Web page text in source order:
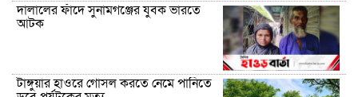
দালালের ফাঁদে সুনামগঞ্জের যুবক ভারতে
আটক
টাঙ্গুয়ার হাওরে গোসল করতে নেমে পানিতে